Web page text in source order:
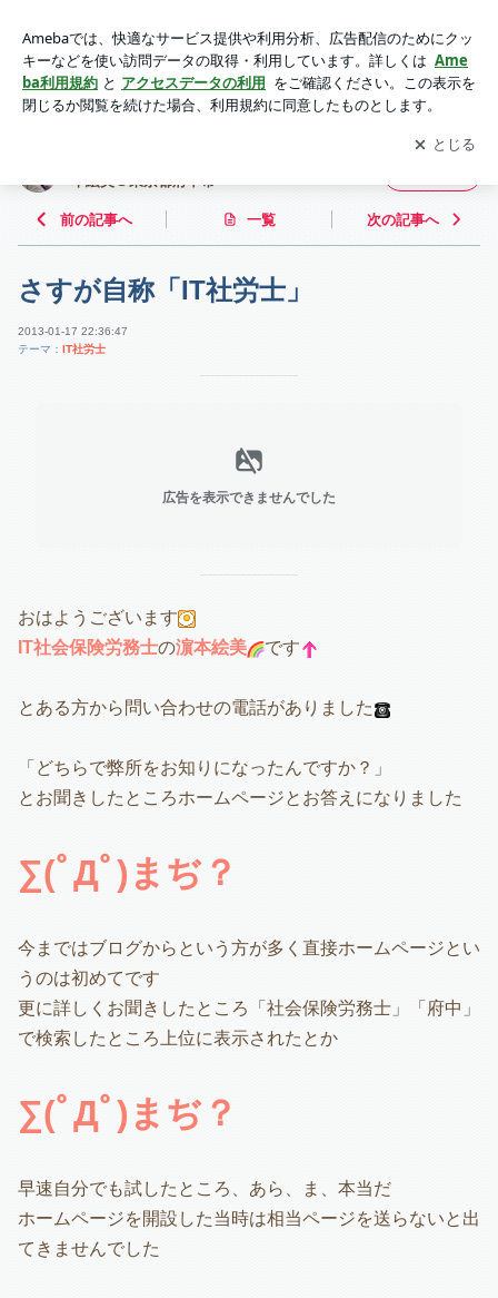
労務士 濵本絵美＠東京都府中市~
アプリをダウンロードして ブログの更新通知
を受け取りまし
ょう。
開く
本絵美＠東京都府中市~
前の記事へ 一覧 次の記事へ
さすが自称「IT社労士」
2013-01-17 22:36:47
テーマ： IT社労士
広告を表示できませんでした
おはようございます
IT社会保険労務士の濵本絵美 です
とある方から問い合わせの電話がありました
「どちらで弊所をお知りになったんですか？」
とお聞きしたところホームページとお答えになりました
∑(ﾟДﾟ)まぢ？
今まではブログからという方が多く直接ホームページとい
うのは初めてです
更に詳しくお聞きしたところ「社会保険労務士」「府中」
で検索したところ上位に表示されたとか
∑(ﾟДﾟ)まぢ？
早速自分でも試したところ、あら、ま、本当だ
ホームページを開設した当時は相当ページを送らないと出
てきませんでした